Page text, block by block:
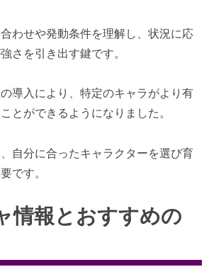
わせや発動条件を理解し、状況に応
さを引き出す鍵です。
導入により、特定のキャラがより有
とができるようになりました。
自分に合ったキャラクターを選び育
です。
情報とおすすめの